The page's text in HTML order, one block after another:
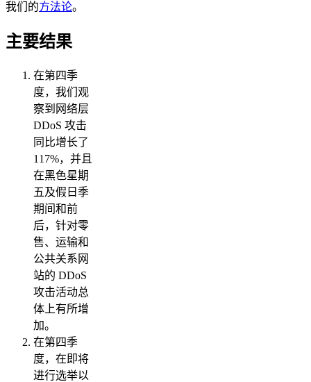
我们的方法论。
主要结果
在第四季
度，我们观
察到网络层
DDoS 攻击
同比增长了
117%，并且
在黑色星期
五及假日季
期间和前
后，针对零
售、运输和
公共关系网
站的 DDoS
攻击活动总
体上有所增
加。
在第四季
度，在即将
进行选举以